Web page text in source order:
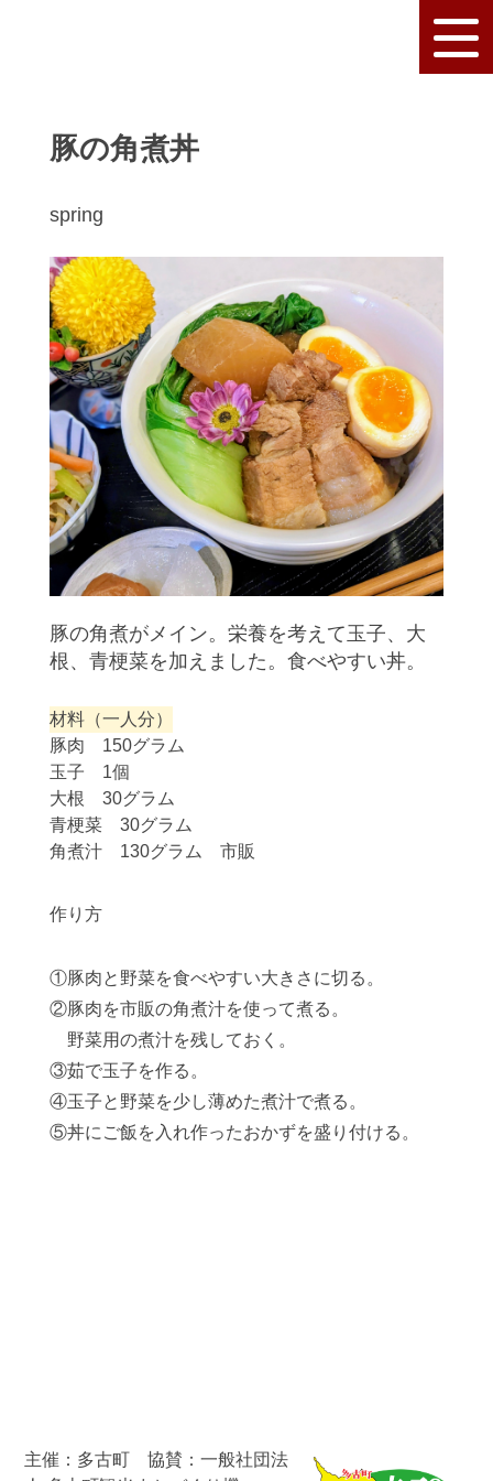
豚の角煮丼
spring
豚の角煮がメイン。栄養を考えて玉子、大
根、青梗菜を加えました。食べやすい丼。
材料（一人分）
豚肉 150グラム
玉子 1個
大根 30グラム
青梗菜 30グラム
角煮汁 130グラム 市販
作り方
①豚肉と野菜を食べやすい大きさに切る。
②豚肉を市販の角煮汁を使って煮る。
野菜用の煮汁を残しておく。
③茹で玉子を作る。
④玉子と野菜を少し薄めた煮汁で煮る。
⑤丼にご飯を入れ作ったおかずを盛り付ける。
主催：多古町 協賛：一般社団法